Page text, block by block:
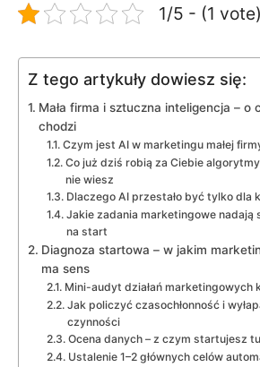
1/5 - (1 vote)
Z tego artykuły dowiesz się:
Mała firma i sztuczna inteligencja – o
chodzi
Czym jest AI w marketingu małej
Co już dziś robią za Ciebie
nie wiesz
Dlaczego AI przestało być tylko dla
Jakie zadania marketingowe nadają
na start
Diagnoza startowa – w jakim
ma sens
Mini-audyt działań marketingowych
Jak policzyć czasochłonność i
czynności
Ocena danych – z czym startujesz
Ustalenie 1–2 głównych celów